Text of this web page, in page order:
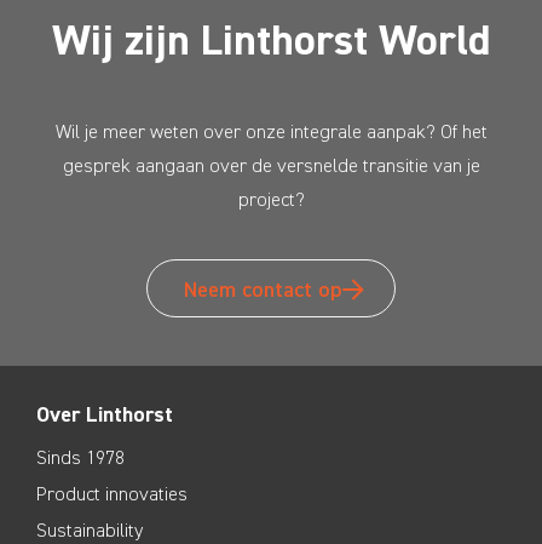
Wij zijn Linthorst World
Wil je meer weten over onze integrale aanpak? Of het
gesprek aangaan over de versnelde transitie van je
project?
Neem contact op
Over Linthorst
Sinds 1978
Product innovaties
Sustainability